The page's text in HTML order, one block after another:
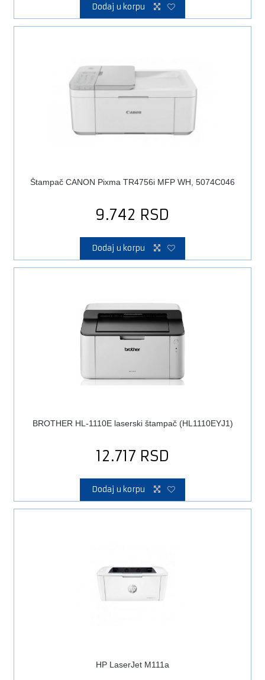
Dodaj u korpu
Štampač CANON Pixma TR4756i MFP WH, 5074C046
9.742 RSD
Dodaj u korpu
BROTHER HL-1110E laserski štampač (HL1110EYJ1)
12.717 RSD
Dodaj u korpu
HP LaserJet M111a